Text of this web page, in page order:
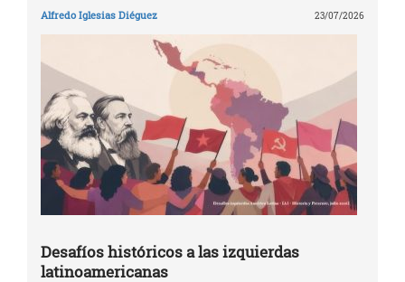
Alfredo Iglesias Diéguez 23/07/2026
Desafíos históricos a las izquierdas
latinoamericanas